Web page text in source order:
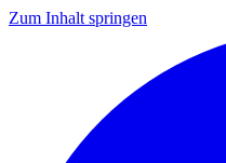
Zum Inhalt springen